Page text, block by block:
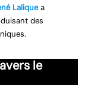
Laliquea
des
le